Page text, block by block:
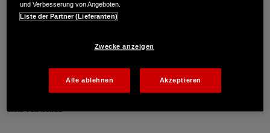
Honda
Rasen und Garten
Bohling & Eisele GmbH - Garten – Honda - HONDA Deutschland Offizielle Website |
Mehr von Honda
und Verbesserung von Angeboten.
Liste der Partner (Lieferanten)
Zwecke anzeigen
Alle ablehnen Akzeptieren